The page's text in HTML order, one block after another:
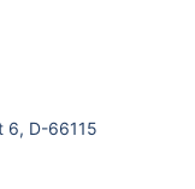
6, D-66115